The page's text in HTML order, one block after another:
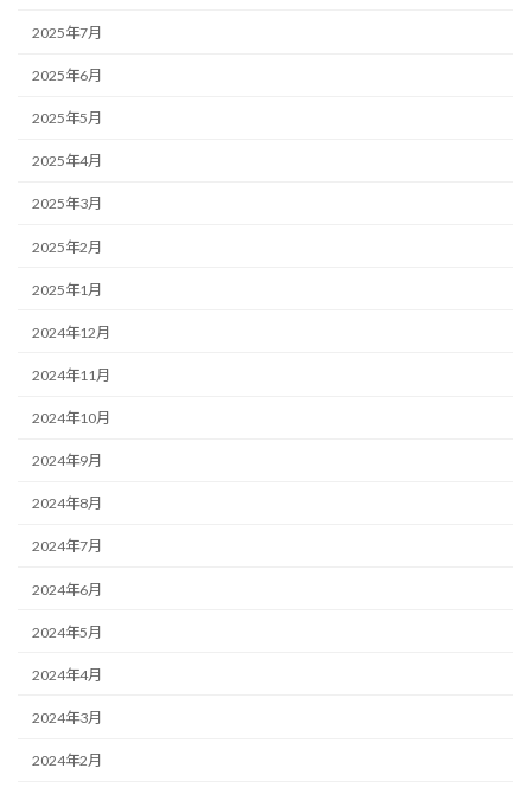
2025年7月
2025年6月
2025年5月
2025年4月
2025年3月
2025年2月
2025年1月
2024年12月
2024年11月
2024年10月
2024年9月
2024年8月
2024年7月
2024年6月
2024年5月
2024年4月
2024年3月
2024年2月